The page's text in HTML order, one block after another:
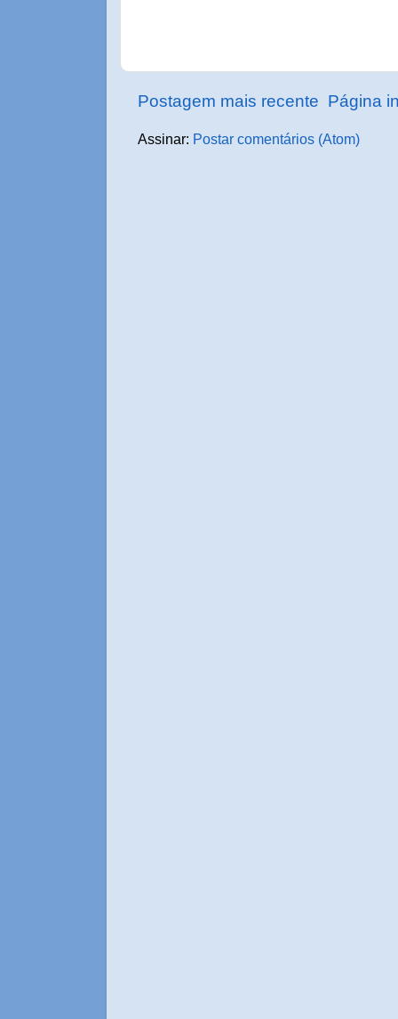
Postagem mais recente Página
Assinar: Postar comentários (Atom)